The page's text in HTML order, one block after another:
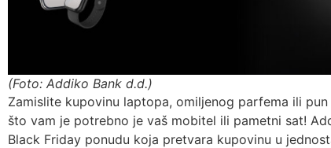
(Foto: Addiko Bank d.d.)
Zamislite kupovinu laptopa, omiljenog parfema ili
što vam je potrebno je vaš mobitel ili pametni sat!
Black Friday ponudu koja pretvara kupovinu u